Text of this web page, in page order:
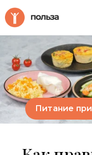
Питание
Питание